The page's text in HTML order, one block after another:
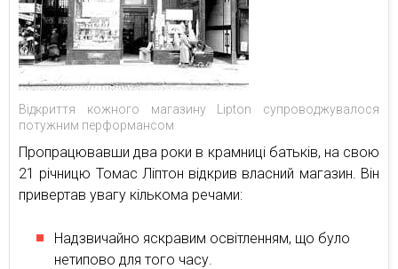
Відкриття кожного магазину Lipton супроводжувалося
потужним перформансом
Пропрацювавши два роки в крамниці батьків, на свою
21 річницю Томас Ліптон відкрив власний магазин. Він
привертав увагу кількома речами:
Надзвичайно яскравим освітленням, що було
нетипово для того часу.